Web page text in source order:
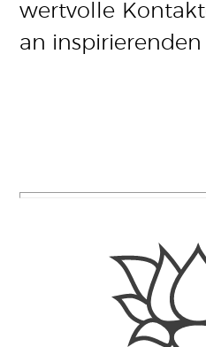
wertvolle
an inspirierenden